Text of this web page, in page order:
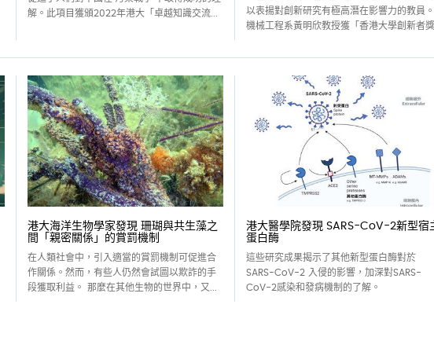
解。此項目獲頒2022年港大「卓越知識交流...
以表揚對創新研究有極高潛在影響力的教員。
機械工程系黃明欣教授獲「香港大學創新者獎
港大海洋生物學家發現 珊瑚與共生藻之
間「親密關係」的賞罰機制
在人類社會中，引入適當的賞罰機制可促進合
作關係。然而，有些人仍然會試圖以欺詐的手
段獲取利益。 那麼在其他生物的世界中，又...
港大醫學院發現 SARS-CoV-2新型宿
蛋白酶
這些研究成果揭示了其他新型蛋白酶對於
SARS-CoV-2 入侵的影響，加深對SARS-
CoV-2感染和發病機制的了解。